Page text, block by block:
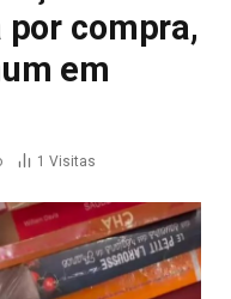
por compra,
em
1 Visitas